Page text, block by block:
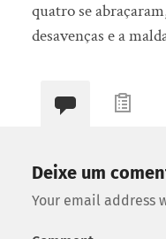
quatro se
desavenças e a
Deixe um
Your email address